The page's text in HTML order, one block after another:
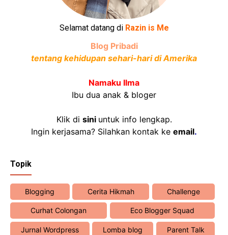
Selamat datang di Razin is Me
Blog Pribadi
tentang kehidupan sehari-hari di Amerika
Namaku Ilma
Ibu dua anak & bloger
Klik di sini untuk info lengkap.
Ingin kerjasama? Silahkan kontak ke email.
Topik
Blogging Cerita Hikmah Challenge
Curhat Colongan Eco Blogger Squad
Jurnal Wordpress Lomba blog Parent Talk